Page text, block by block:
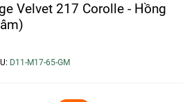
Velvet 217 Corolle - Hồng
D11-M17-65-GM